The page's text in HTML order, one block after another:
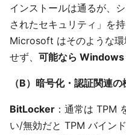
インストールは通るが、
されたセキュリティ」を
Microsoft はそのような環
せず、 可能なら Windows
（B）暗号化・認証関連
BitLocker ：通常は TPM
い/無効だと TPM バイン